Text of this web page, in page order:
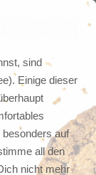
sind
Einige dieser
auf
all den
nicht mehr